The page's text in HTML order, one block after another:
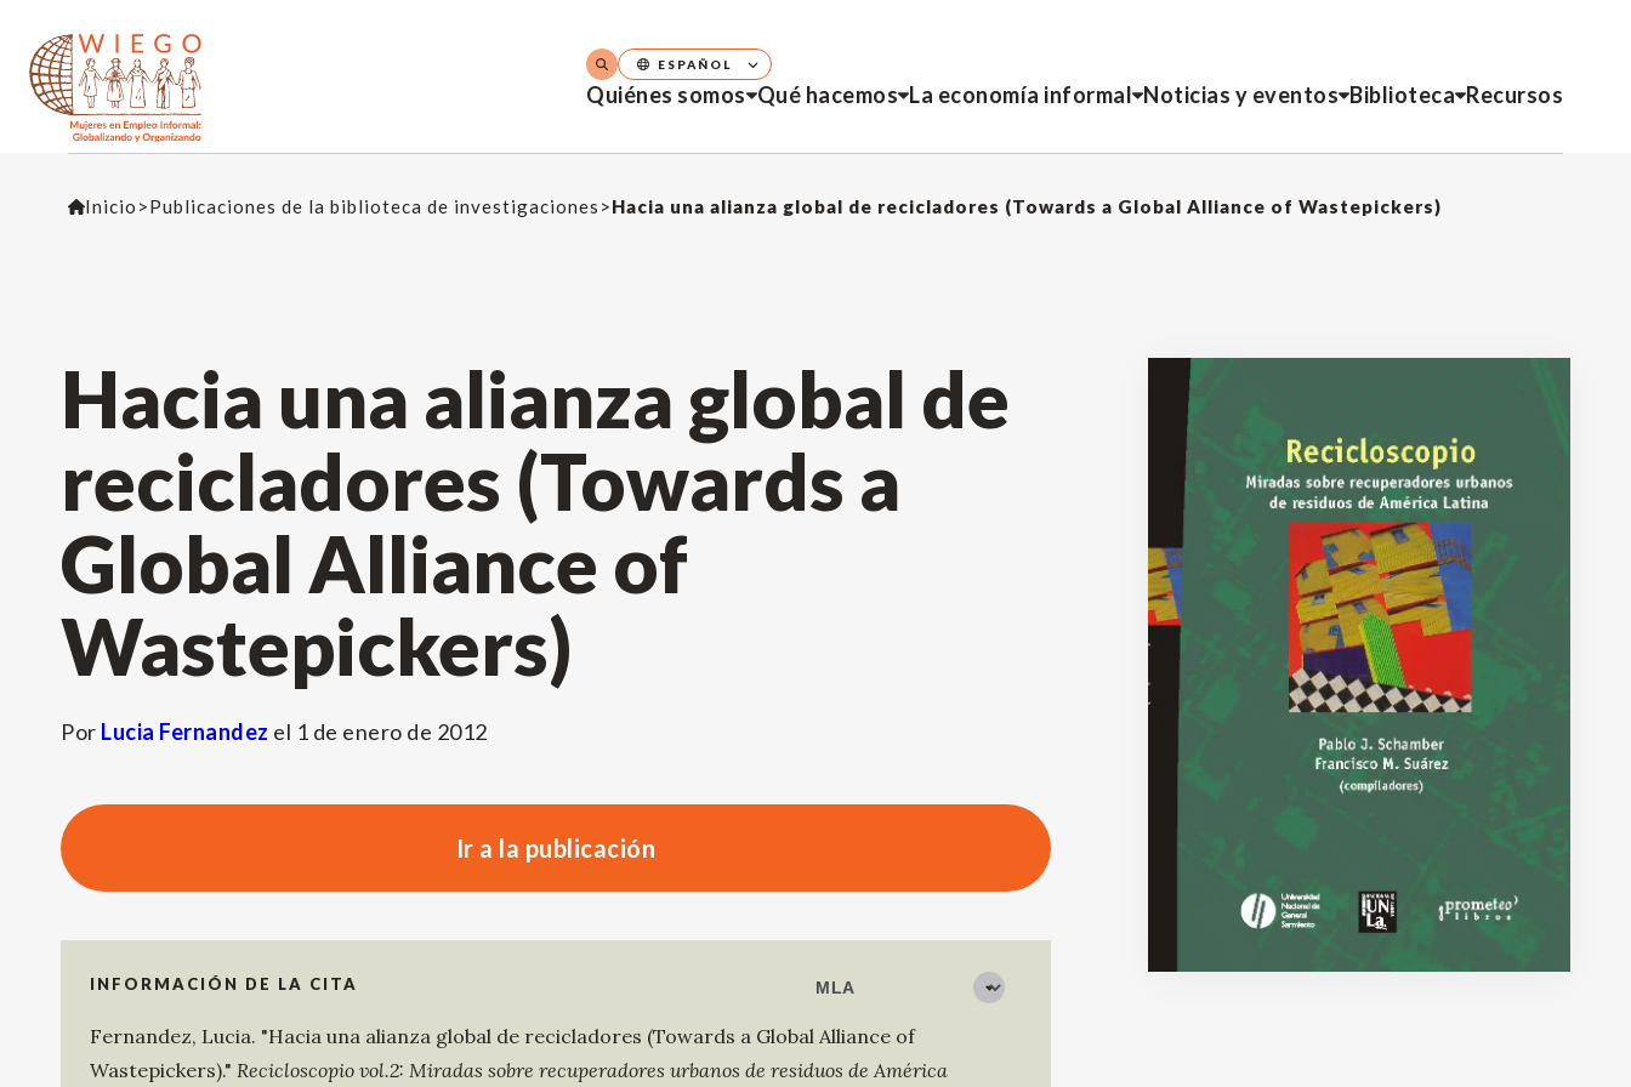
Quiénes somos Qué hacemos La economía informal Noticias y eventos Biblioteca Recursos
ESPAÑOL
Inicio >Publicaciones de la biblioteca de investigaciones >Hacia una alianza global de recicladores (Towards a Global Alliance of Wastepickers)
Hacia una alianza global de
recicladores (Towards a
Global Alliance of
Wastepickers)
Por Lucia Fernandez el 1 de enero de 2012
Ir a la publicación
INFORMACIÓN DE LA CITA
Fernandez, Lucia. "Hacia una alianza global de recicladores (Towards a Global Alliance of
Wastepickers)." Recicloscopio vol.2: Miradas sobre recuperadores urbanos de residuos de América